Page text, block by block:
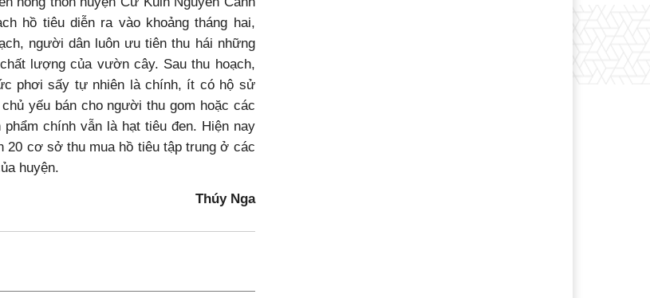
hồ tiêu diễn ra vào khoảng tháng hai,
người dân luôn ưu tiên thu hái những
lượng của vườn cây. Sau thu hoạch,
phơi sấy tự nhiên là chính, ít có hộ sử
yếu bán cho người thu gom hoặc các
chính vẫn là hạt tiêu đen. Hiện nay
20 cơ sở thu mua hồ tiêu tập trung ở các
huyện.
Thúy Nga